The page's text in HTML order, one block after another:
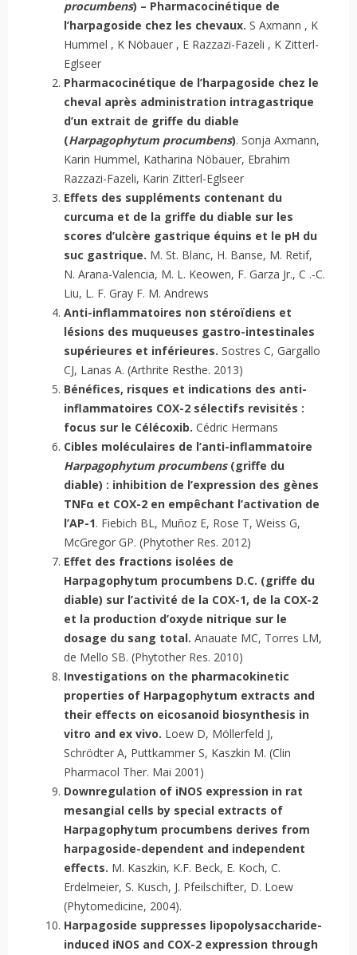
procumbens) – Pharmacocinétique de
l’harpagoside chez les chevaux. S Axmann , K
Hummel , K Nöbauer , E Razzazi-Fazeli , K Zitterl-
Eglseer
Pharmacocinétique de l’harpagoside chez le
cheval après administration intragastrique
d’un extrait de griffe du diable
(Harpagophytum procumbens). Sonja Axmann,
Karin Hummel, Katharina Nöbauer, Ebrahim
Razzazi-Fazeli, Karin Zitterl-Eglseer
Effets des suppléments contenant du
curcuma et de la griffe du diable sur les
scores d’ulcère gastrique équins et le pH du
suc gastrique. M. St. Blanc, H. Banse, M. Retif,
N. Arana-Valencia, M. L. Keowen, F. Garza Jr., C .-C.
Liu, L. F. Gray F. M. Andrews
Anti-inflammatoires non stéroïdiens et
lésions des muqueuses gastro-intestinales
supérieures et inférieures. Sostres C, Gargallo
CJ, Lanas A. (Arthrite Resthe. 2013)
Bénéfices, risques et indications des anti-
inflammatoires COX-2 sélectifs revisités :
focus sur le Célécoxib. Cédric Hermans
Cibles moléculaires de l’anti-inflammatoire
Harpagophytum procumbens(griffe du
diable) : inhibition de l’expression des gènes
TNFα et COX-2 en empêchant l’activation de
l’AP-1. Fiebich BL, Muñoz E, Rose T, Weiss G,
McGregor GP. (Phytother Res. 2012)
Effet des fractions isolées de
Harpagophytum procumbens D.C. (griffe du
diable) sur l’activité de la COX-1, de la COX-2
et la production d’oxyde nitrique sur le
dosage du sang total. Anauate MC, Torres LM,
de Mello SB. (Phytother Res. 2010)
Investigations on the pharmacokinetic
properties of Harpagophytum extracts and
their effects on eicosanoid biosynthesis in
vitro and ex vivo. Loew D, Möllerfeld J,
Schrödter A, Puttkammer S, Kaszkin M. (Clin
Pharmacol Ther. Mai 2001)
Downregulation of iNOS expression in rat
mesangial cells by special extracts of
Harpagophytum procumbens derives from
harpagoside-dependent and independent
effects. M. Kaszkin, K.F. Beck, E. Koch, C.
Erdelmeier, S. Kusch, J. Pfeilschifter, D. Loew
(Phytomedicine, 2004).
Harpagoside suppresses lipopolysaccharide-
induced iNOS and COX-2 expression through